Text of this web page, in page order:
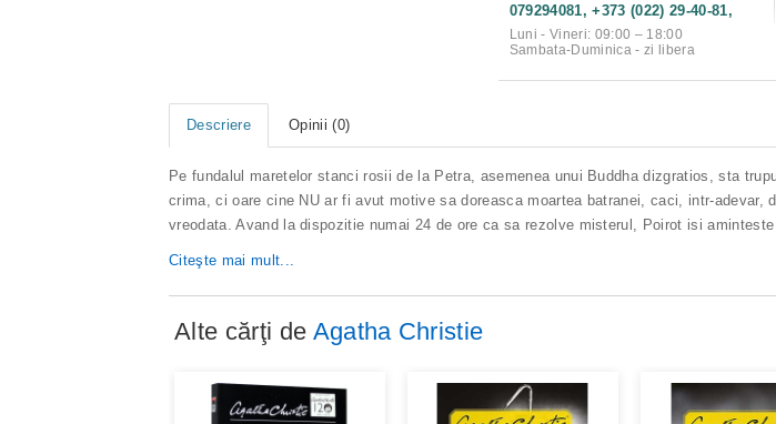
079294081, +373 (022) 29-40-81,
Luni - Vineri: 09:00 – 18:00
Sambata-Duminica - zi libera
Descriere Opinii (0)
Pe fundalul maretelor stanci rosii de la Petra, asemenea unui Buddha dizgratios, sta
crima, ci oare cine NU ar fi avut motive sa doreasca moartea batranei, caci, intr-
vreodata. Avand la dispozitie numai 24 de ore ca sa rezolve misterul, Poirot isi
Citeşte mai mult...
Alte cărţi de Agatha Christie